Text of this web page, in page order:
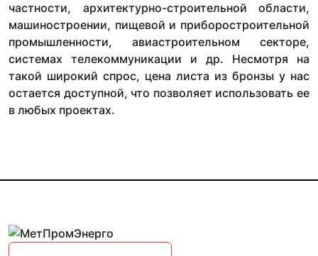
частности, архитектурно-строительной области,
машиностроении, пищевой и приборостроительной
промышленности, авиастроительном секторе,
системах телекоммуникации и др. Несмотря на
такой широкий спрос, цена листа из бронзы у нас
остается доступной, что позволяет использовать ее
в любых проектах.